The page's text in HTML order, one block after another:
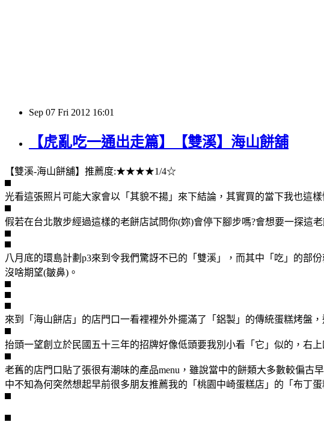
Sep 07 Fri 2012 16:01
【虎亂吃一通出走篇】【雙溪】海山餅舖
【雙溪-海山餅舖】推薦度:★★★★1/4☆
光看這張照片可能大家會以「其貌不揚」來下結論，其實買的當下我也這
假若在台北散步經過這樣的老餅店試問你(妳)會停下腳步嗎?會想要一探這
八月底的環島計劃p3來到令我們驚訝不已的「雙溪」，而其中「吃」的部
沒啥期望(皺鼻)。
來到「海山餅店」的店門口一看裡裡外外擺滿了「鋁製」的傳統蛋糕烤盤
抬頭一望創立於民國五十三年的招牌好像低頭要我別小看「它」似的，右
老舊的店門口貼了張很有潮味的產品menu，雖說當中的餅類大多數較偏
中不知為何突然想起早前很多朋友推薦我的「桃園中崎蛋糕店」的「布丁